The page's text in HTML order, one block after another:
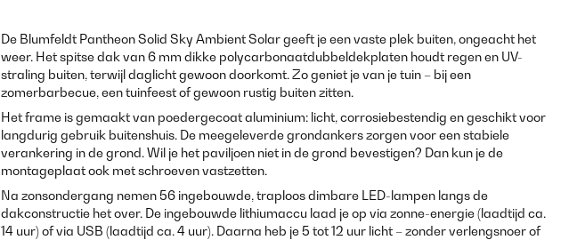
De Blumfeldt Pantheon Solid Sky Ambient Solar geeft je een vaste plek buiten, ongeacht het
weer. Het spitse dak van 6 mm dikke polycarbonaatdubbeldekplaten houdt regen en UV-
straling buiten, terwijl daglicht gewoon doorkomt. Zo geniet je van je tuin – bij een
zomerbarbecue, een tuinfeest of gewoon rustig buiten zitten.
Het frame is gemaakt van poedergecoat aluminium: licht, corrosiebestendig en geschikt voor
langdurig gebruik buitenshuis. De meegeleverde grondankers zorgen voor een stabiele
verankering in de grond. Wil je het paviljoen niet in de grond bevestigen? Dan kun je de
montageplaat ook met schroeven vastzetten.
Na zonsondergang nemen 56 ingebouwde, traploos dimbare LED-lampen langs de
dakconstructie het over. De ingebouwde lithiumaccu laad je op via zonne-energie (laadtijd ca.
14 uur) of via USB (laadtijd ca. 4 uur). Daarna heb je 5 tot 12 uur licht – zonder verlengsnoer of